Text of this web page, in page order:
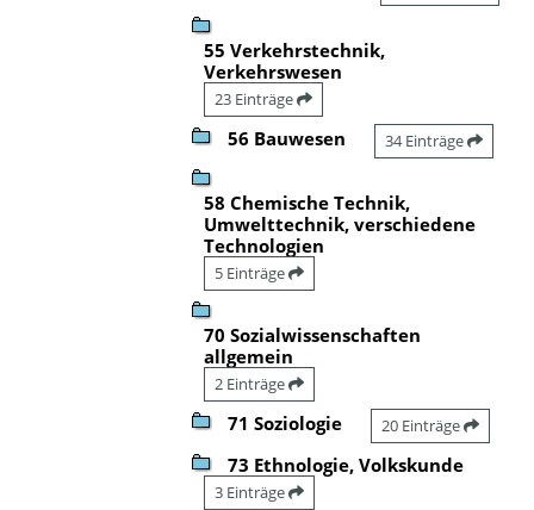
55 Verkehrstechnik,
Verkehrswesen
23 Einträge
56 Bauwesen 34 Einträge
58 Chemische Technik,
Umwelttechnik, verschiedene
Technologien
5 Einträge
70 Sozialwissenschaften
allgemein
2 Einträge
71 Soziologie 20 Einträge
73 Ethnologie, Volkskunde
3 Einträge